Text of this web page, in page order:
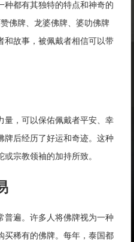
种都有其独特的特点和神奇的
佛牌、龙婆佛牌、婆叻佛牌
和故事，被佩戴者相信可以带
量，可以保佑佩戴者平安、幸
牌后经历了好运和奇迹。这种
宗教领袖的加持所致。
普遍。许多人将佛牌视为一种
买稀有的佛牌。每年，泰国都